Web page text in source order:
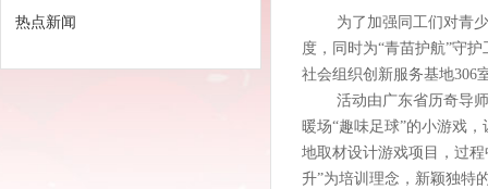
热点新闻
为了加强同工们对青
度，同时为“青苗护航”守
社会组织创新服务基地306
活动由广东省历奇导
暖场“趣味足球”的小游戏
地取材设计游戏项目，过
升”为培训理念 ，新颖独特